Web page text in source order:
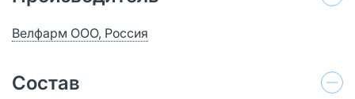
Велфарм ООО, Россия
Состав